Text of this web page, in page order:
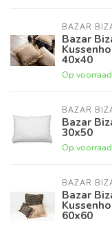
BAZAR
Bazar
40x40
Op voorraad
BAZAR
Bazar
30x50
Op voorraad
BAZAR
Bazar
60x60